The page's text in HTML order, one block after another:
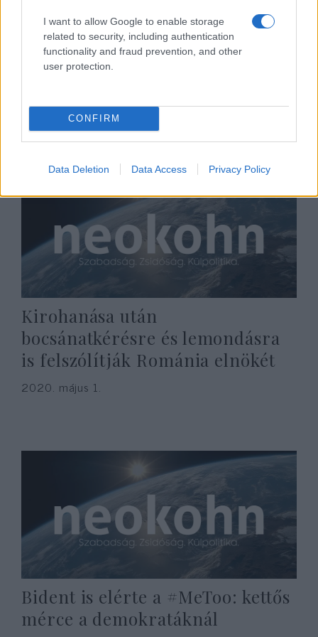
I want to allow Google to enable storage
related to security, including authentication
functionality and fraud prevention, and other
user protection.
CONFIRM
Data Deletion Data Access Privacy Policy
Megint látogatható a Tiltott Város
2020. május 1.
Kirohanása után
bocsánatkérésre és lemondásra
is felszólítják Románia elnökét
2020. május 1.
Bident is elérte a #MeToo: kettős
mérce a demokratáknál